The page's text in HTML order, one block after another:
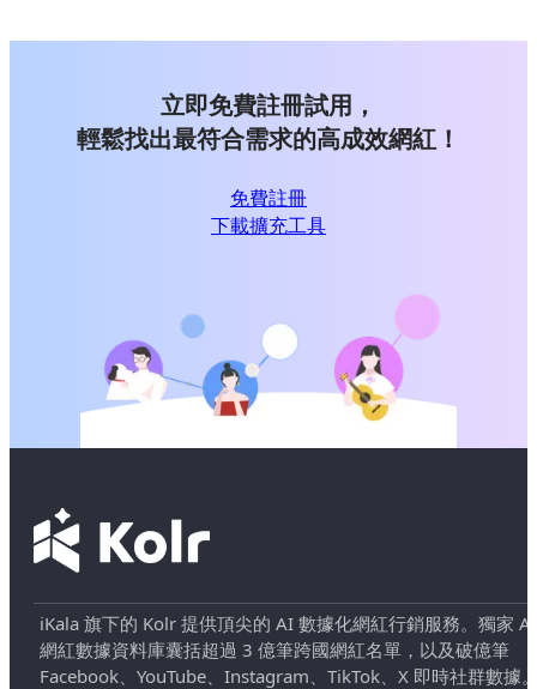
立即免費註冊試用，
輕鬆找出最符合需求的高成效網紅！
免費註冊
下載擴充工具
iKala 旗下的 Kolr 提供頂尖的 AI 數據化網紅行銷服務。獨家 AI
網紅數據資料庫囊括超過 3 億筆跨國網紅名單，以及破億筆
Facebook、YouTube、Instagram、TikTok、X 即時社群數據